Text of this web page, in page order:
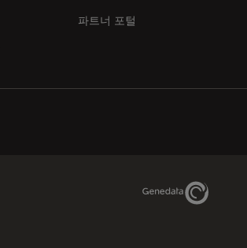
파트너 포털
Genedata